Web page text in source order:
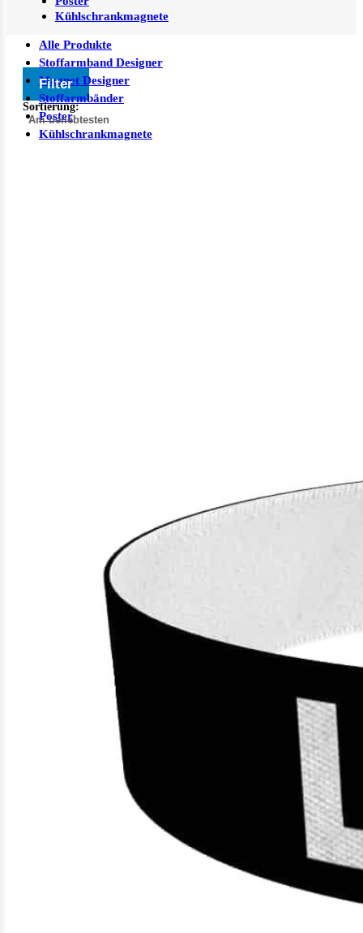
Kühlschrankmagnete
Alle Produkte
Stoffarmband Designer
Magnet Designer
Stoffarmbänder
Poster
Kühlschrankmagnete
Filter
Sortierung: